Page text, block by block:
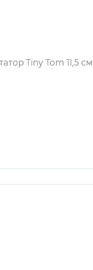
Tiny Tom 11,5 см